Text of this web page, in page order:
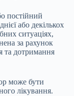
постійний
або декількох
ситуаціях,
за рахунок
та дотримання
може бути
лікування.